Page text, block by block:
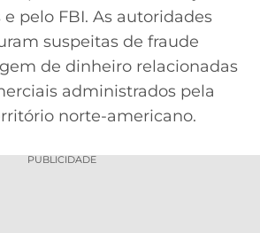
e pelo FBI. As autoridades
suspeitas de fraude
de dinheiro relacionadas
administrados pela
norte-americano.
PUBLICIDADE